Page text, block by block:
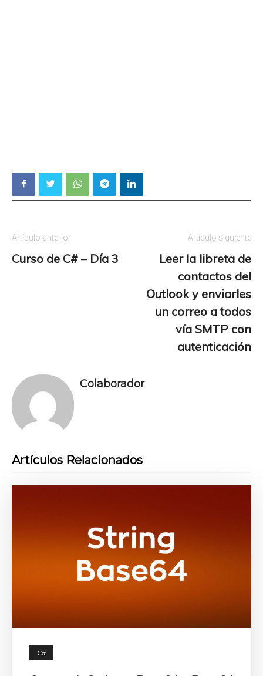
Artículo anterior
Curso de C# – Día 3
Artículo siguiente
Leer la libreta de
contactos del
Outlook y enviarles
un correo a todos
vía SMTP con
autenticación
Colaborador
Artículos Relacionados
C#